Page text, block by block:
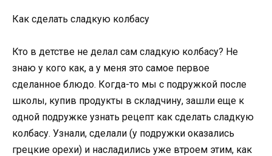
Как сделать сладкую колбасу
Кто в детстве не делал сам сладкую колбасу? Не
знаю у кого как, а у меня это самое первое
сделанное блюдо. Когда-то мы с подружкой после
школы, купив продукты в складчину, зашли еще к
одной подружке узнать рецепт как сделать сладкую
колбасу. Узнали, сделали (у подружки оказались
грецкие орехи) и насладились уже втроем этим, как